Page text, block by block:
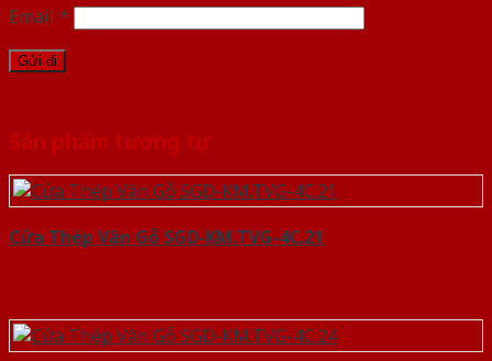
Email *
Sản phẩm tương tự
Cửa Thép Vân Gỗ SGD-KM.TVG-4C.21